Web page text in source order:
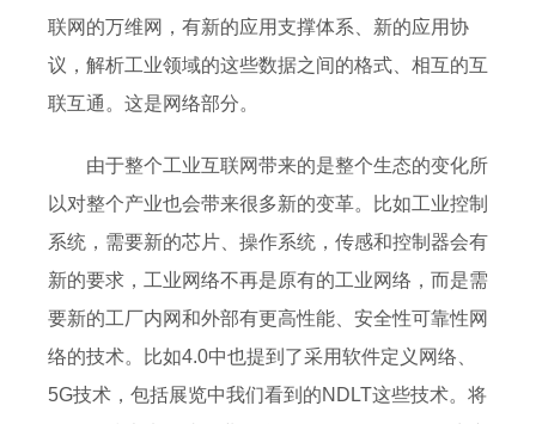
联网的万维网，有新的应用支撑体系、新的应用协
议，解析工业领域的这些数据之间的格式、相互的互
联互通。这是网络部分。
由于整个工业互联网带来的是整个生态的变化所
以对整个产业也会带来很多新的变革。比如工业控制
系统，需要新的芯片、操作系统，传感和控制器会有
新的要求，工业网络不再是原有的工业网络，而是需
要新的工厂内网和外部有更高性能、安全性可靠性网
络的技术。比如4.0中也提到了采用软件定义网络、
5G技术，包括展览中我们看到的NDLT这些技术。将